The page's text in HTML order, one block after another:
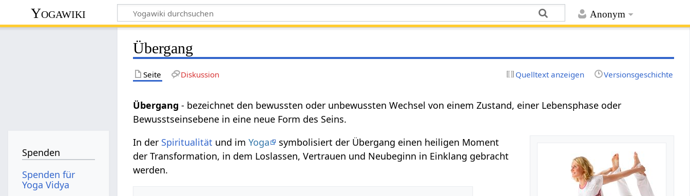
Anonym
Yogawiki
Übergang
Seite Diskussion Quelltext anzeigen Versionsgeschichte
Übergang - bezeichnet den bewussten oder unbewussten Wechsel von einem Zustand, einer Lebensphase oder
Bewusstseinsebene in eine neue Form des Seins.
In der Spiritualität und imYoga
symbolisiert der Übergang einen heiligen Moment
der Transformation, in dem Loslassen, Vertrauen und Neubeginn in Einklang gebracht
werden.
Spenden
Spenden für
Yoga Vidya